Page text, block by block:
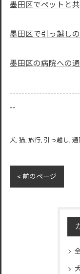
墨田区でペットと
墨田区で引っ越し
墨田区の病院への
--
犬 猫 旅行 引っ越し 通
< 前のページ